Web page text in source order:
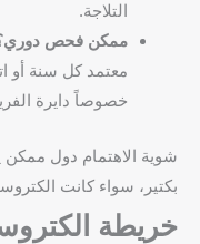
التلاجة.
ممكن فحص
معتمد كل سنة أو
خصوصاً دايرة
شوية الاهتمام دول ممكن
بكتير، سواء كانت
خريطة